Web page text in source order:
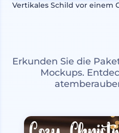
Vertikales Schild vor einem
Erkunden Sie die
Mockups.